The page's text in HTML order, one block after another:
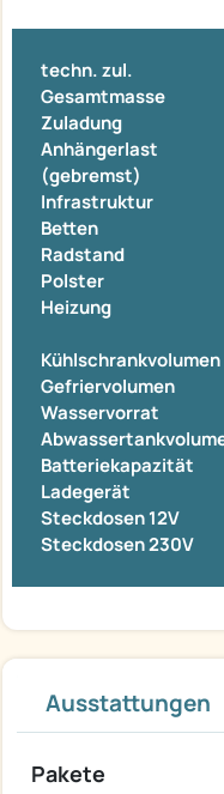
techn. zul.
Gesamtmasse
Zuladung
Anhängerlast
(gebremst)
Infrastruktur
Betten
Radstand
Polster
Heizung
Kühlschrankvolumen
Gefriervolumen
Wasservorrat
Batteriekapazität
Ladegerät
Steckdosen 12V
Steckdosen 230V
Ausstattungen
Pakete